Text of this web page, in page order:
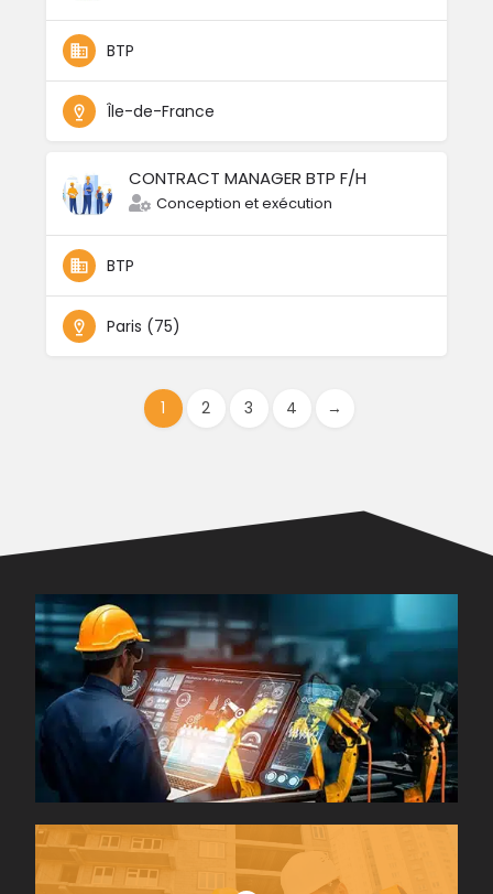
BTP
Île-de-France
CONTRACT MANAGER BTP F/H
Conception et exécution
BTP
Paris (75)
1 2 3 4 →